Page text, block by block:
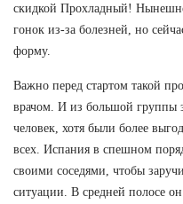
скидкой Прохладный!
гонок из-за болезней, но
форму.
Важно перед стартом такой
врачом. И из большой группы
человек, хотя были более
всех. Испания в спешном
своими соседями, чтобы
ситуации. В средней полосе он